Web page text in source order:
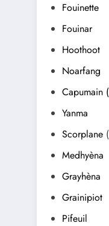
Fouinette
Fouinar
Hoothoot
Noarfang
Capumain
Yanma
Scorplane
Medhyèna
Grayhèna
Grainipiot
Pifeuil